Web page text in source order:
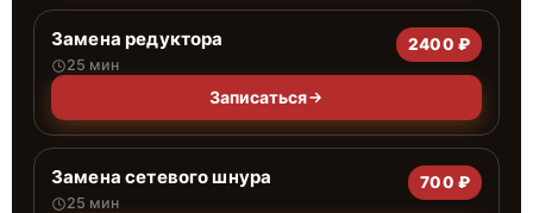
Замена редуктора
25 мин
2400 ₽
Записаться
Замена сетевого шнура
25 мин
700 ₽